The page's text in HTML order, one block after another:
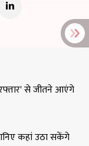
'रफ्तार' से जीतने आएंगे
कहां उठा सकेंगे